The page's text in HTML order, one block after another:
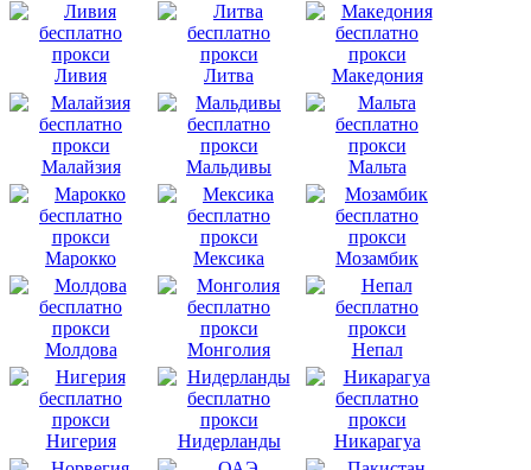
Ливия Литва Македония
Малайзия Мальдивы Мальта
Марокко Мексика Мозамбик
Молдова Монголия Непал
Нигерия Нидерланды Никарагуа